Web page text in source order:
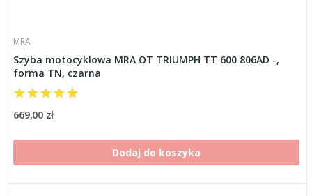
MRA
Szyba motocyklowa MRA OT TRIUMPH TT 600 806AD -,
forma TN, czarna
669,00 zł
Dodaj do koszyka